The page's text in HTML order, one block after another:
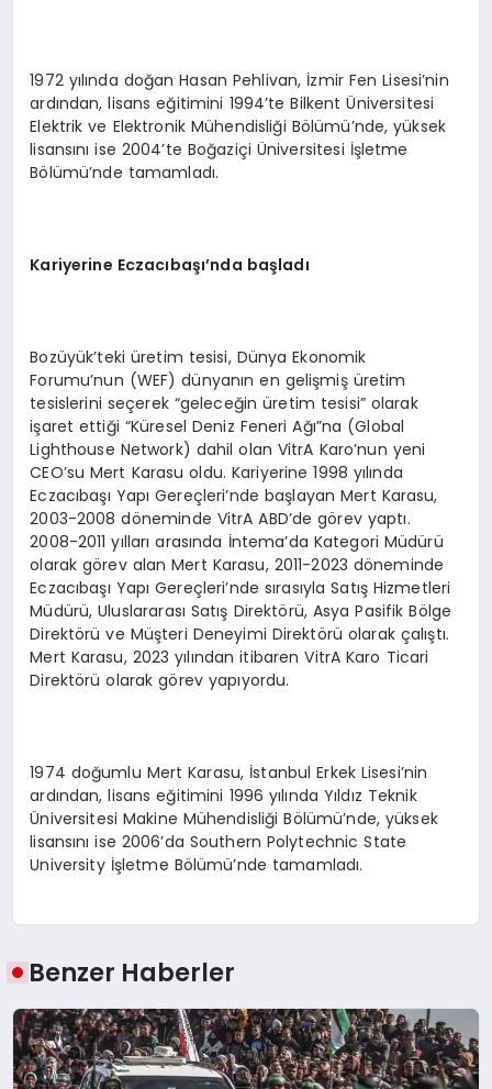
1972 yılında doğan Hasan Pehlivan, İzmir Fen Lisesi’nin
ardından, lisans eğitimini 1994’te Bilkent Üniversitesi
Elektrik ve Elektronik Mühendisliği Bölümü’nde, yüksek
lisansını ise 2004’te Boğaziçi Üniversitesi İşletme
Bölümü’nde tamamladı.
Kariyerine Eczacıbaşı’nda başladı
Bozüyük’teki üretim tesisi, Dünya Ekonomik
Forumu’nun (WEF) dünyanın en gelişmiş üretim
tesislerini seçerek “geleceğin üretim tesisi” olarak
işaret ettiği “Küresel Deniz Feneri Ağı”na (Global
Lighthouse Network) dahil olan VitrA Karo’nun yeni
CEO’su Mert Karasu oldu. Kariyerine 1998 yılında
Eczacıbaşı Yapı Gereçleri’nde başlayan Mert Karasu,
2003-2008 döneminde VitrA ABD’de görev yaptı.
2008-2011 yılları arasında İntema’da Kategori Müdürü
olarak görev alan Mert Karasu, 2011-2023 döneminde
Eczacıbaşı Yapı Gereçleri’nde sırasıyla Satış Hizmetleri
Müdürü, Uluslararası Satış Direktörü, Asya Pasifik Bölge
Direktörü ve Müşteri Deneyimi Direktörü olarak çalıştı.
Mert Karasu, 2023 yılından itibaren VitrA Karo Ticari
Direktörü olarak görev yapıyordu.
1974 doğumlu Mert Karasu, İstanbul Erkek Lisesi’nin
ardından, lisans eğitimini 1996 yılında Yıldız Teknik
Üniversitesi Makine Mühendisliği Bölümü’nde, yüksek
lisansını ise 2006’da Southern Polytechnic State
University İşletme Bölümü’nde tamamladı.
Benzer Haberler